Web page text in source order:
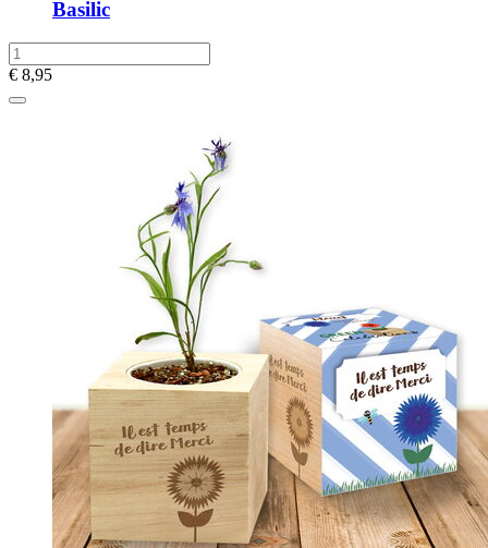
Basilic
€ 8,95